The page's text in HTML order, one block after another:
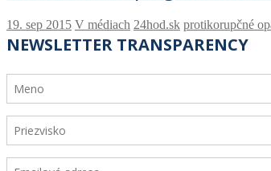
V médiach 24hod.sk protikorupčné